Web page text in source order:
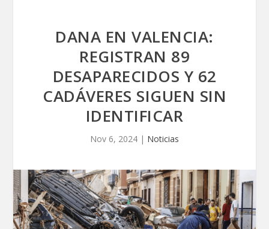
DANA EN VALENCIA:
REGISTRAN 89
DESAPARECIDOS Y 62
CADÁVERES SIGUEN SIN
IDENTIFICAR
Nov 6, 2024 | Noticias